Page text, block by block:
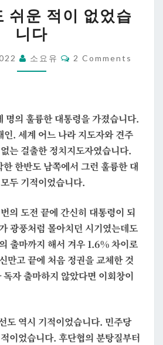
한
번
쉬
이
없
었
습
니
쉬운 적이 없었습
니다
소요유 Comments
2 Comments
명의 훌륭한 대통령을 가졌습니다.
. 세계 어느 나라 지도자와 견주
는 걸출한 정치지도자였습니다.
한반도 남쪽에서 그런 훌륭한 대
두 기적이었습니다.
의 도전 끝에 간신히 대통령이 되
광풍처럼 몰아치던 시기였는데도
출마까지 해서 겨우 1.6% 차이로
만고 끝에 처음 정권을 교체한 것
자 출마하지 않았다면 이회창이
도 역시 기적이었습니다. 민주당
이었습니다. 후단협의 분탕질부터